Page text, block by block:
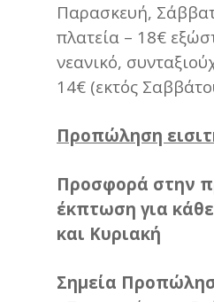
Παρασκευή,
πλατεία – 18€
νεανικό,
14€ (εκτός
Προπώληση
Προσφορά στην
έκπτωση για
και Κυριακή
Σημεία